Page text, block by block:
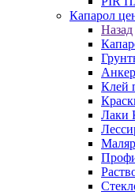
Капарол
Назад
Клей
Лаки